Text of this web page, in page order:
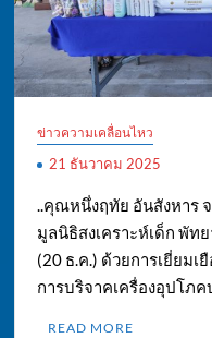
ข่าวความเคลื่อนไหว
21 ธันวาคม 2025
..คุณหนึ่งฤทัย อันสังหาร
มูลนิธิสงเคราะห์เด็ก พัท
(20 ธ.ค.) ด้วยการเยี่ยม
การบริจาคเครื่องอุปโภ
READ MORE